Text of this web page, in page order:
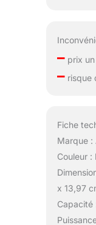
–prix un
–risque
Fiche
Marque :
Couleur :
x 13,97
Capacité